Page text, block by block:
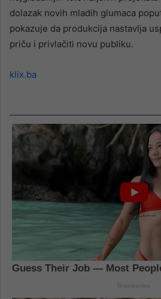
dolazak novih mladih glumaca
pokazuje da produkcija nastavlja
priču i privlačiti novu publiku.
klix.ba